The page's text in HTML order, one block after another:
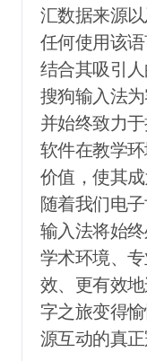
汇数据来源
任何使用该
结合其吸引
搜狗输入法
并始终致力
软件在教学
价值，使其
随着我们电
输入法将始
学术环境、
效、更有效
字之旅变得
源互动的真正